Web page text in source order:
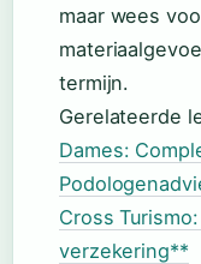
maar wees
termijn.
Gerelateerde
Dames:
Cross
verzekering**